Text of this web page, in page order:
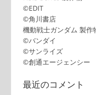
©EDIT
©角川書店
機動戦士ガンダム 製作
©バンダイ
©サンライズ
©創通エージェンシー
最近のコメント